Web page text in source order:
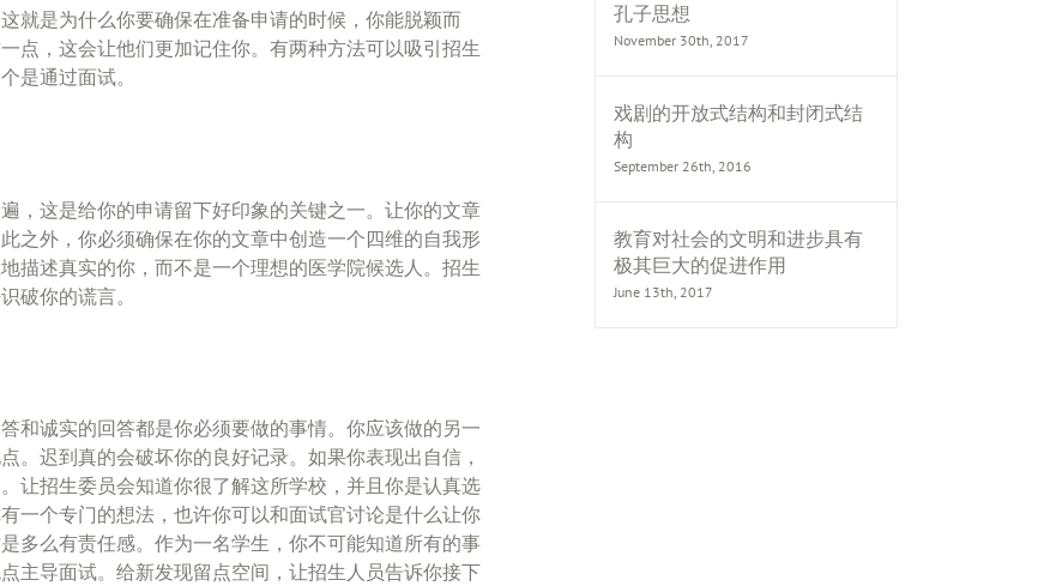
就是为什么你要确保在准备申请的时候，你能脱颖而
点，这会让他们更加记住你。有两种方法可以吸引招生
是通过面试。
，这是给你的申请留下好印象的关键之一。让你的文章
之外，你必须确保在你的文章中创造一个四维的自我形
描述真实的你，而不是一个理想的医学院候选人。招生
破你的谎言。
和诚实的回答都是你必须要做的事情。你应该做的另一
。迟到真的会破坏你的良好记录。如果你表现出自信，
让招生委员会知道你很了解这所学校，并且你是认真选
一个专门的想法，也许你可以和面试官讨论是什么让你
多么有责任感。作为一名学生，你不可能知道所有的事
主导面试。给新发现留点空间，让招生人员告诉你接下
孔子思想
November 30th, 2017
戏剧的开放式结构和封闭式结
构
September 26th, 2016
教育对社会的文明和进步具有
极其巨大的促进作用
June 13th, 2017